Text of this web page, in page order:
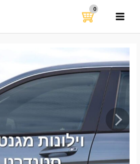
MAIN